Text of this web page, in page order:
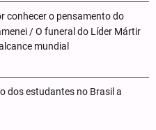
conhecer o pensamento do
/ O funeral do Líder Mártir
mundial
dos estudantes no Brasil a